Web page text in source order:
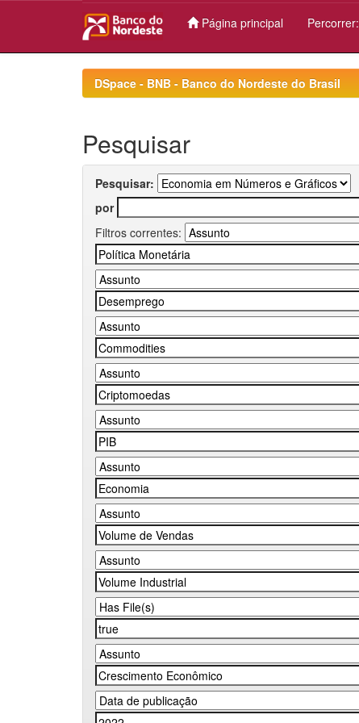
Página principal Percorrer:
DSpace - BNB - Banco do Nordeste do Brasil
Pesquisar
Pesquisar:
por
Filtros correntes: